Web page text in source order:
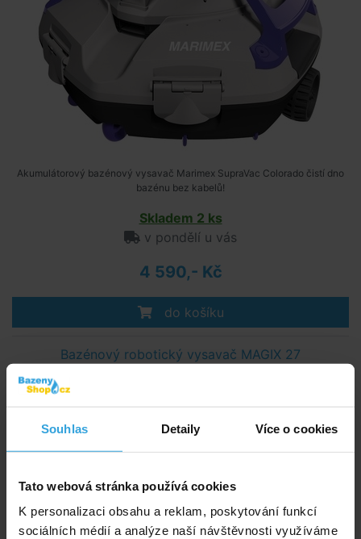
Souhlas Detaily Více o cookies
Tato webová stránka používá cookies
K personalizaci obsahu a reklam, poskytování funkcí
sociálních médií a analýze naší návštěvnosti využíváme
Akumulátorový bazénový vysavač Marimex SupraVac Colorado čistí dno
bazénu bez kabelů!
Skladem 2 ks
v pondělí u vás
4 590,- Kč
do košíku
Bazénový robotický vysavač MAGIX 27